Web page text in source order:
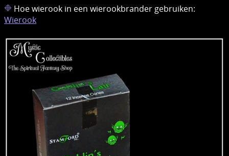
Hoe wierook in een wierookbrander gebruiken:
Wierook